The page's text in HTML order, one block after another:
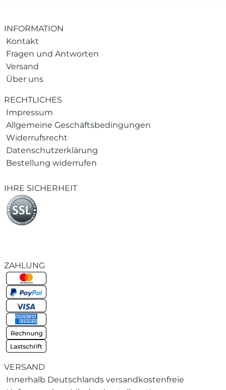
INFORMATION
Kontakt
Fragen und Antworten
Versand
Über uns
RECHTLICHES
Impressum
Allgemeine Geschäftsbedingungen
Widerrufsrecht
Datenschutzerklärung
Bestellung widerrufen
IHRE SICHERHEIT
ZAHLUNG
VERSAND
Innerhalb Deutschlands versandkostenfreie